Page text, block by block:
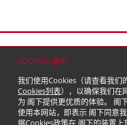
COOKIES 通知
我们使用Cookies（请查看我们
Cookies列表），以确保我们在
为 阁下提供更优质的体验。 阁
使用本网站，即表示 阁下同意
据Cookies政策在 阁下的装置上
© 2026 嘉里建设有限公司 (于百慕达注